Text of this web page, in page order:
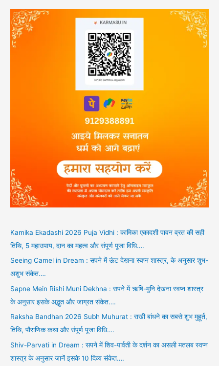
Kamika Ekadashi 2026 Puja Vidhi : कामिका एकादशी पावन व्रत की सही
तिथि, 5 महाउपाय, दान का महत्व और संपूर्ण पूजा विधि….
Seeing Camel in Dream : सपने में ऊंट देखना स्वप्न शास्त्र, के अनुसार शुभ-
अशुभ संकेत….
Sapne Mein Rishi Muni Dekhna : सपने में ऋषि-मुनि देखना स्वप्न शास्त्र
के अनुसार इसके अद्भुत और जाग्रत संकेत….
Raksha Bandhan 2026 Subh Muhurat : राखी बांधने का सबसे शुभ मुहूर्त,
तिथि, पौराणिक कथा और संपूर्ण पूजा विधि….
Shiv-Parvati in Dream : सपने में शिव-पार्वती के दर्शन का असली मतलब स्वप्न
शास्त्र के अनुसार जानें इसके 10 दिव्य संकेत….